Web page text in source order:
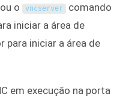
o vncserver comando
iniciar a área de
para iniciar a área de
em execução na porta